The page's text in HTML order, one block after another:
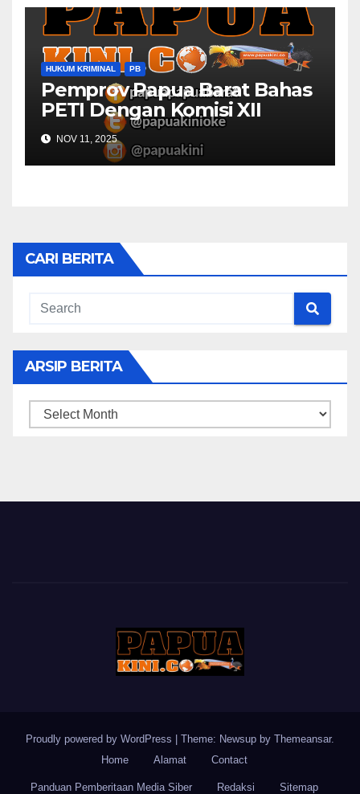
HUKUM KRIMINAL PB
Pemprov Papua Barat Bahas
PETI Dengan Komisi XII
NOV 11, 2025
CARI BERITA
ARSIP BERITA
ARSIP
Proudly powered by WordPress Theme: Newsup by Themeansar.
Home
Alamat Contact
Panduan Pemberitaan Media Siber Redaksi Sitemap